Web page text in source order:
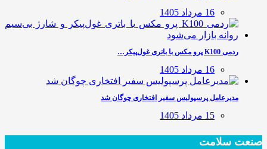
16 مرداد 1405
ردمی K100 پرو مکس با باتری غول‌پیکر…
16 مرداد 1405
مدیرعامل پرسپولیس سفیر افتخاری چوگان شد
15 مرداد 1405
صنعت سلامت